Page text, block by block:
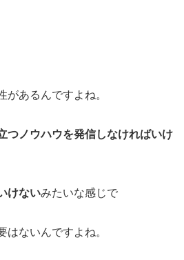
があるんですよね。
つノウハウを発信しなければいけ
けないみたいな感じで
はないんですよね。